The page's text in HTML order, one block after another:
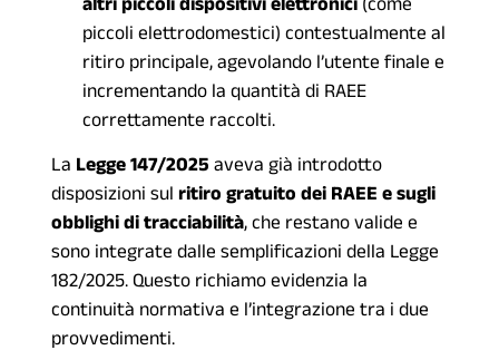
piccoli elettrodomestici) contestualmente al
ritiro principale, agevolando l’utente finale e
incrementando la quantità di RAEE
correttamente raccolti.
La Legge 147/2025 aveva già introdotto
disposizioni sul ritiro gratuito dei RAEE e sugli
obblighi di tracciabilità, che restano valide e
sono integrate dalle semplificazioni della Legge
182/2025. Questo richiamo evidenzia la
continuità normativa e l’integrazione tra i due
provvedimenti.